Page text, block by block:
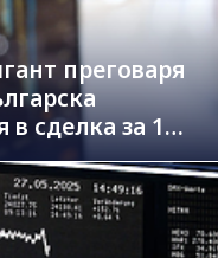
преговаря
сделка за 1.3